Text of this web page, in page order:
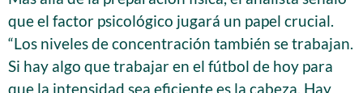
que el factor psicológico jugará un papel crucial.
“Los niveles de concentración también se trabajan.
Si hay algo que trabajar en el fútbol de hoy para
que la intensidad sea eficiente es la cabeza. Hay